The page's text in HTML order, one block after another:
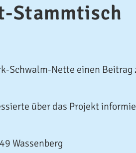
Stammtisch
Schwalm-Nette einen
über das Projekt
Wassenberg